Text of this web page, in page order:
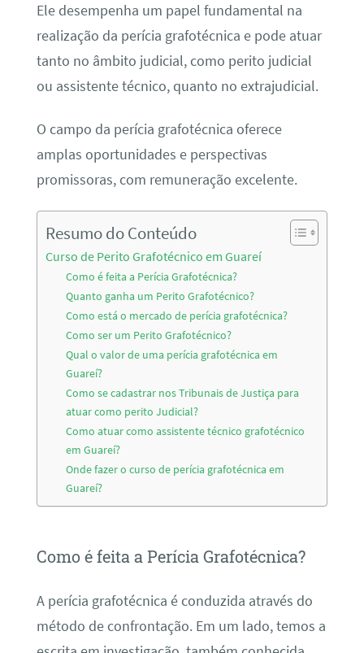
Ele desempenha um papel fundamental na
realização da perícia grafotécnica e pode atuar
tanto no âmbito judicial, como perito judicial
ou assistente técnico, quanto no extrajudicial.
O campo da perícia grafotécnica oferece
amplas oportunidades e perspectivas
promissoras, com remuneração excelente.
Resumo do Conteúdo
Curso de Perito Grafotécnico em Guareí
Como é feita a Perícia Grafotécnica?
Quanto ganha um Perito Grafotécnico?
Como está o mercado de perícia grafotécnica?
Como ser um Perito Grafotécnico?
Qual o valor de uma perícia grafotécnica em
Guareí?
Como se cadastrar nos Tribunais de Justiça para
atuar como perito Judicial?
Como atuar como assistente técnico grafotécnico
em Guareí?
Onde fazer o curso de perícia grafotécnica em
Guareí?
Como é feita a Perícia Grafotécnica?
A perícia grafotécnica é conduzida através do
método de confrontação. Em um lado, temos a